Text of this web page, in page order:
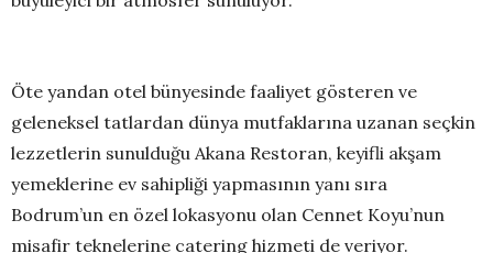
Öte yandan otel bünyesinde faaliyet gösteren ve
geleneksel tatlardan dünya mutfaklarına uzanan seçkin
lezzetlerin sunulduğu Akana Restoran, keyifli akşam
yemeklerine ev sahipliği yapmasının yanı sıra
Bodrum’un en özel lokasyonu olan Cennet Koyu’nun
misafir teknelerine catering hizmeti de veriyor.